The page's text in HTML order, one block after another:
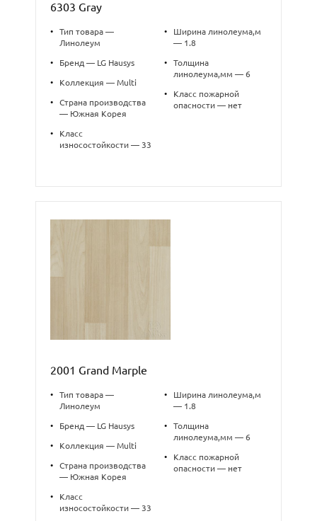
6303 Gray
•
Тип товара —
Линолеум
• Бренд — LG Hausys
• Коллекция — Multi
•
Страна производства
— Южная Корея
•
Класс
износостойкости — 33
•
Ширина линолеума,м
— 1.8
•
Толщина
линолеума,мм — 6
•
Класс пожарной
опасности — нет
2001 Grand Marple
•
Тип товара —
Линолеум
• Бренд — LG Hausys
• Коллекция — Multi
•
Страна производства
— Южная Корея
•
Класс
износостойкости — 33
•
Ширина линолеума,м
— 1.8
•
Толщина
линолеума,мм — 6
•
Класс пожарной
опасности — нет